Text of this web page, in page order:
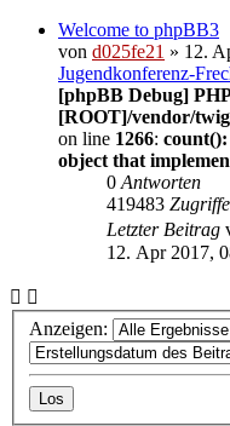
Welcome to phpBB3
von d025fe21 » 12.
Jugendkonferenz-
[phpBB Debug]
[ROOT]/vendor/
on line 1266:
object that
0 Antworten
419483 Zugriffe
Letzter Beitrag
12. Apr 2017,
Anzeigen: